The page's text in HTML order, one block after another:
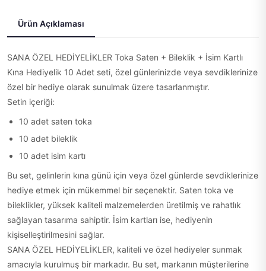
Ürün Açıklaması
SANA ÖZEL HEDİYELİKLER Toka Saten + Bileklik + İsim Kartlı
Kına Hediyelik 10 Adet seti, özel günlerinizde veya sevdiklerinize
özel bir hediye olarak sunulmak üzere tasarlanmıştır.
Setin içeriği:
10 adet saten toka
10 adet bileklik
10 adet isim kartı
Bu set, gelinlerin kına günü için veya özel günlerde sevdiklerinize
hediye etmek için mükemmel bir seçenektir. Saten toka ve
bileklikler, yüksek kaliteli malzemelerden üretilmiş ve rahatlık
sağlayan tasarıma sahiptir. İsim kartları ise, hediyenin
kişiselleştirilmesini sağlar.
SANA ÖZEL HEDİYELİKLER, kaliteli ve özel hediyeler sunmak
amacıyla kurulmuş bir markadır. Bu set, markanın müşterilerine